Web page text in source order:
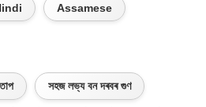
Assamese
সহজ লভ্য বন দৰবৰ গুণ